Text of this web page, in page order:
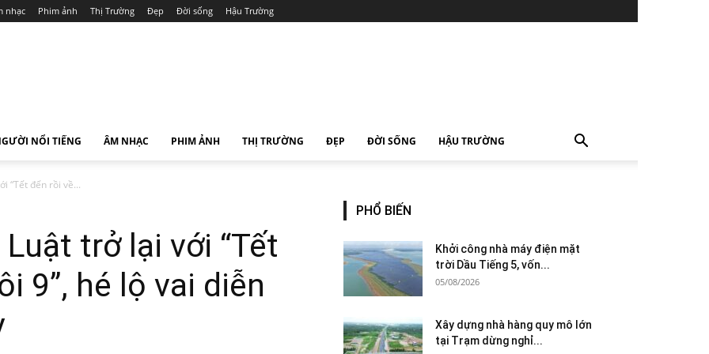
nhạc Phim ảnh Thị Trường Đẹp Đời sống Hậu Trường
NỔI TIẾNG ÂM NHẠC PHIM ẢNH THỊ TRƯỜNG ĐẸP ĐỜI SỐNG HẬU TRƯỜNG
“Tết đến rồi về...
trở lại với “Tết
9”, hé lộ vai diễn
PHỔ BIẾN
Khởi công nhà máy điện mặt
trời Dầu Tiếng 5, vốn...
05/08/2026
Xây dựng nhà hàng quy mô lớn
tại Trạm dừng nghỉ...